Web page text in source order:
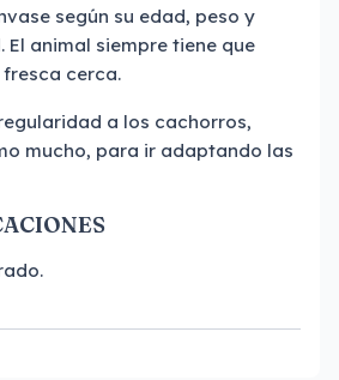
según su edad, peso y
animal siempre tiene que
cerca.
a los cachorros,
mucho, para ir adaptando las